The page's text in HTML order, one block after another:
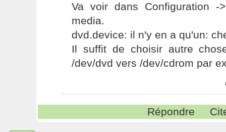
Va voir dans Configuration -
media.
dvd.device: il n'y en a qu'un:
Il suffit de choisir autre
/dev/dvd vers /dev/cdrom par
Répondre